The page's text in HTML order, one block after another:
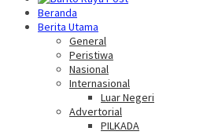
Beranda
Berita Utama
General
Peristiwa
Nasional
Internasional
Luar Negeri
Advertorial
PILKADA